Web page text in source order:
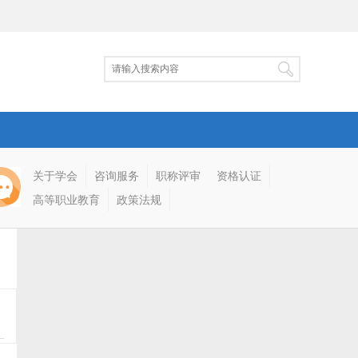
关于学会 咨询服务 职称评审
资格认证
高等职业教育
政策法规